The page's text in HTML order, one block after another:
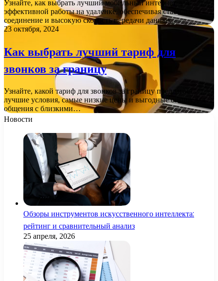
Узнайте, как выбрать лучший мобильный интернет для
эффективной работы на удаленке, обеспечивая стабильное
соединение и высокую скорость передачи данных.
23 октября, 2024
Как выбрать лучший тариф для
звонков за границу
Узнайте, какой тариф для звонков за границу предлагает
лучшие условия, самые низкие цены и выгодные опции для
общения с близкими…
Новости
Обзоры инструментов искусственного интеллекта:
рейтинг и сравнительный анализ
25 апреля, 2026